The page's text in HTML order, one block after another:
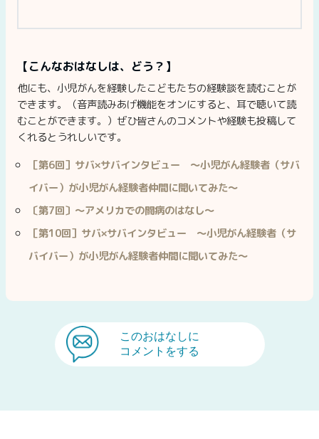
【こんなおはなしは、どう？】
他にも、小児がんを経験したこどもたちの経験談を読むことが
できます。（音声読みあげ機能をオンにすると、耳で聴いて読
むことができます。）ぜひ皆さんのコメントや経験も投稿して
くれるとうれしいです。
［第6回］サバ×サバインタビュー 〜小児がん経験者（サバ
イバー）が小児がん経験者仲間に聞いてみた〜
〔第7回〕〜アメリカでの闘病のはなし〜
［第10回］サバ×サバインタビュー 〜小児がん経験者（サ
バイバー）が小児がん経験者仲間に聞いてみた〜
このおはなしに
コメントをする